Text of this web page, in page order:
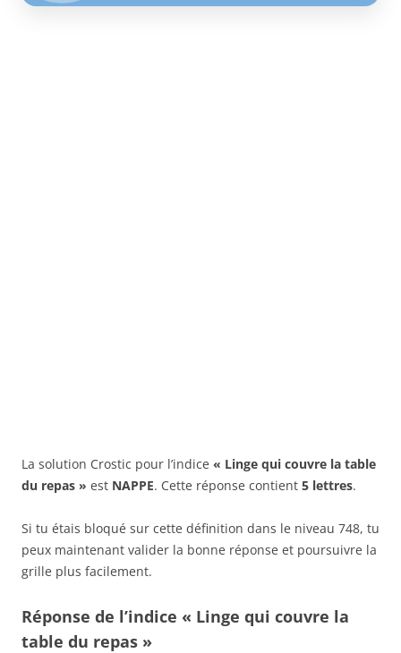
La solution Crostic pour l’indice « Linge qui couvre la table
du repas » est NAPPE. Cette réponse contient 5 lettres.
Si tu étais bloqué sur cette définition dans le niveau 748, tu
peux maintenant valider la bonne réponse et poursuivre la
grille plus facilement.
Réponse de l’indice « Linge qui couvre la
table du repas »